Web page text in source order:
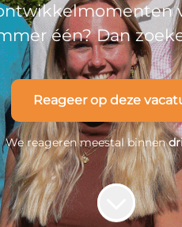
één? Dan
Reageer op deze
We reageren meestal binnen